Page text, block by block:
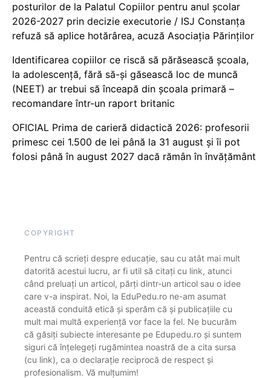
posturilor de la Palatul Copiilor pentru anul școlar
2026-2027 prin decizie executorie / ISJ Constanța
refuză să aplice hotărârea, acuză Asociația Părinților
Identificarea copiilor ce riscă să părăsească școala,
la adolescență, fără să-și găsească loc de muncă
(NEET) ar trebui să înceapă din școala primară –
recomandare într-un raport britanic
OFICIAL Prima de carieră didactică 2026: profesorii
primesc cei 1.500 de lei până la 31 august și îi pot
folosi până în august 2027 dacă rămân în învățământ
COPYRIGHT
Pentru că scrieți despre educație, sau cu atât mai mult
datorită acestui lucru, ar fi util să citați cu link, atunci
când preluați un articol, părți dintr-un articol sau o idee
care v-a inspirat. Noi, la EduPedu.ro ne-am asumat
această conduită etică și sperăm că și publicațiile cu
mult mai multă experiență vor face la fel. Ne bucurăm
că găsiți subiecte interesante pe Edupedu.ro și suntem
siguri că înțelegeți rugămintea noastră de a cita sursa
(cu link), ca o declarație reciprocă de respect și
profesionalism. Vă mulțumim!